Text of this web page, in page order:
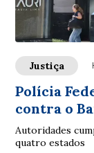
Justiça
Polícia
contra o
Autoridades
quatro estados